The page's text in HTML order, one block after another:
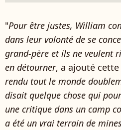
"Pour être justes, William
dans leur volonté de se
grand-père et ils ne veulent
en détourner, a ajouté cette
rendu tout le monde
disait quelque chose qui
une critique dans un camp
a été un vrai terrain de